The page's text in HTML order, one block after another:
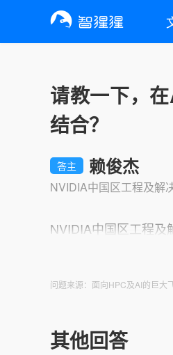
请教一下，
结合？
答主 赖俊杰
NVIDIA中国区工程及解
NVIDIA中国区工程及
问题来源：面向HPC及AI的巨大
其他回答